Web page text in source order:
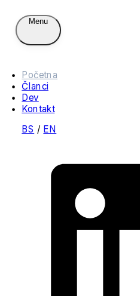
Menu
Početna
Članci
Dev
Kontakt
BS / EN